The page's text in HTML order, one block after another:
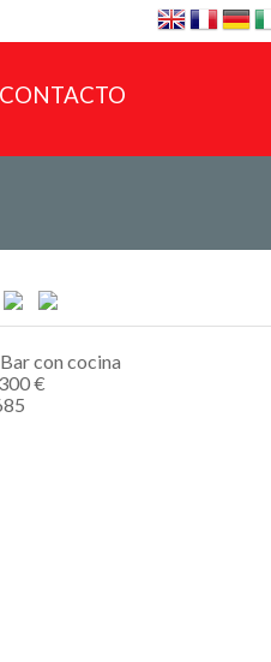
CONTACTO
con cocina
€